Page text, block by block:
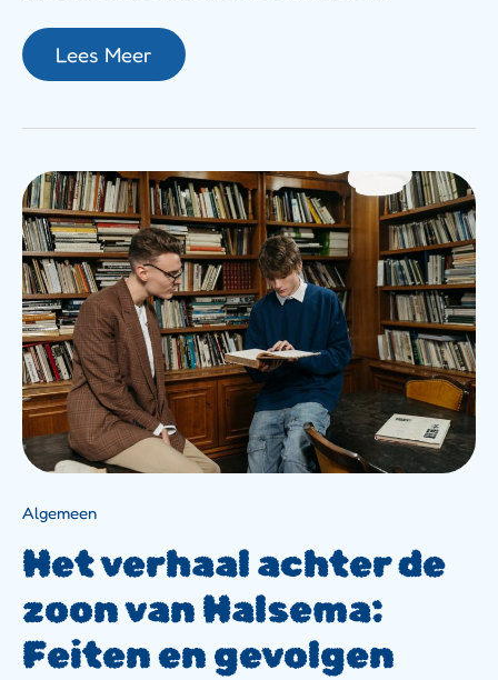
Lees Meer
Algemeen
Het verhaal achter de
zoon van Halsema:
Feiten en gevolgen
Het
Verhaal
Achter
De
Zoon
Van
Halsema:
Feiten
En
Gevolgen